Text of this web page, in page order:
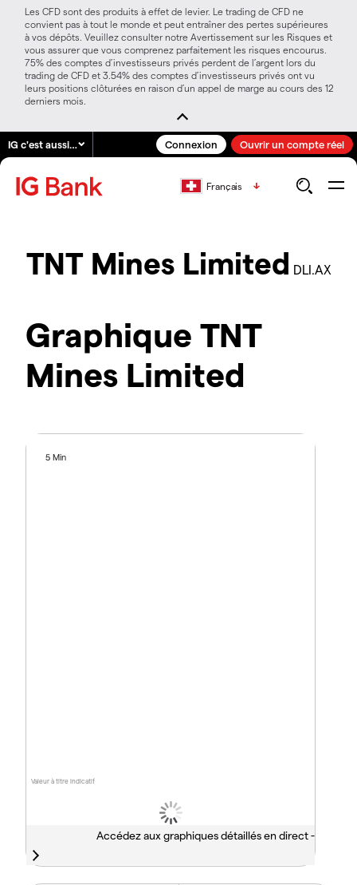
Les CFD sont des produits à effet de levier. Le trading de CFD ne
convient pas à tout le monde et peut entraîner des pertes supérieures
à vos dépôts. Veuillez consulter notre Avertissement sur les Risques et
vous assurer que vous comprenez parfaitement les risques encourus.
75% des comptes d’investisseurs privés perdent de l’argent lors du
trading de CFD et 3.54% des comptes d’investisseurs privés ont vu
leurs positions clôturées en raison d’un appel de marge au cours des 12
derniers mois.
IG c'est aussi… Connexion Ouvrir un compte réel
Français
TNT Mines Limited DLI.AX
Graphique TNT
Mines Limited
Valeur à titre indicatif
5 Min
Accédez aux graphiques détaillés en direct -